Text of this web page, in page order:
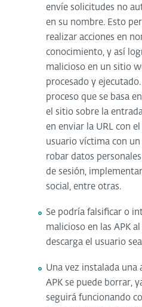
envíe solicitudes no
en su nombre. Esto
realizar acciones en
conocimiento, y así
malicioso en un sitio
procesado y
proceso que se basa
el sitio sobre la
en enviar la URL con
usuario víctima con
robar datos
de sesión,
social, entre otras.
Se podría falsificar o
malicioso en las APK
descarga el usuario
Una vez instalada una
APK se puede borrar,
seguirá funcionando